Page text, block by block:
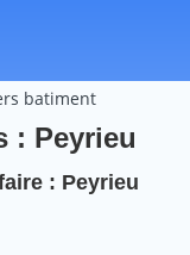
batiment
: Peyrieu
: Peyrieu